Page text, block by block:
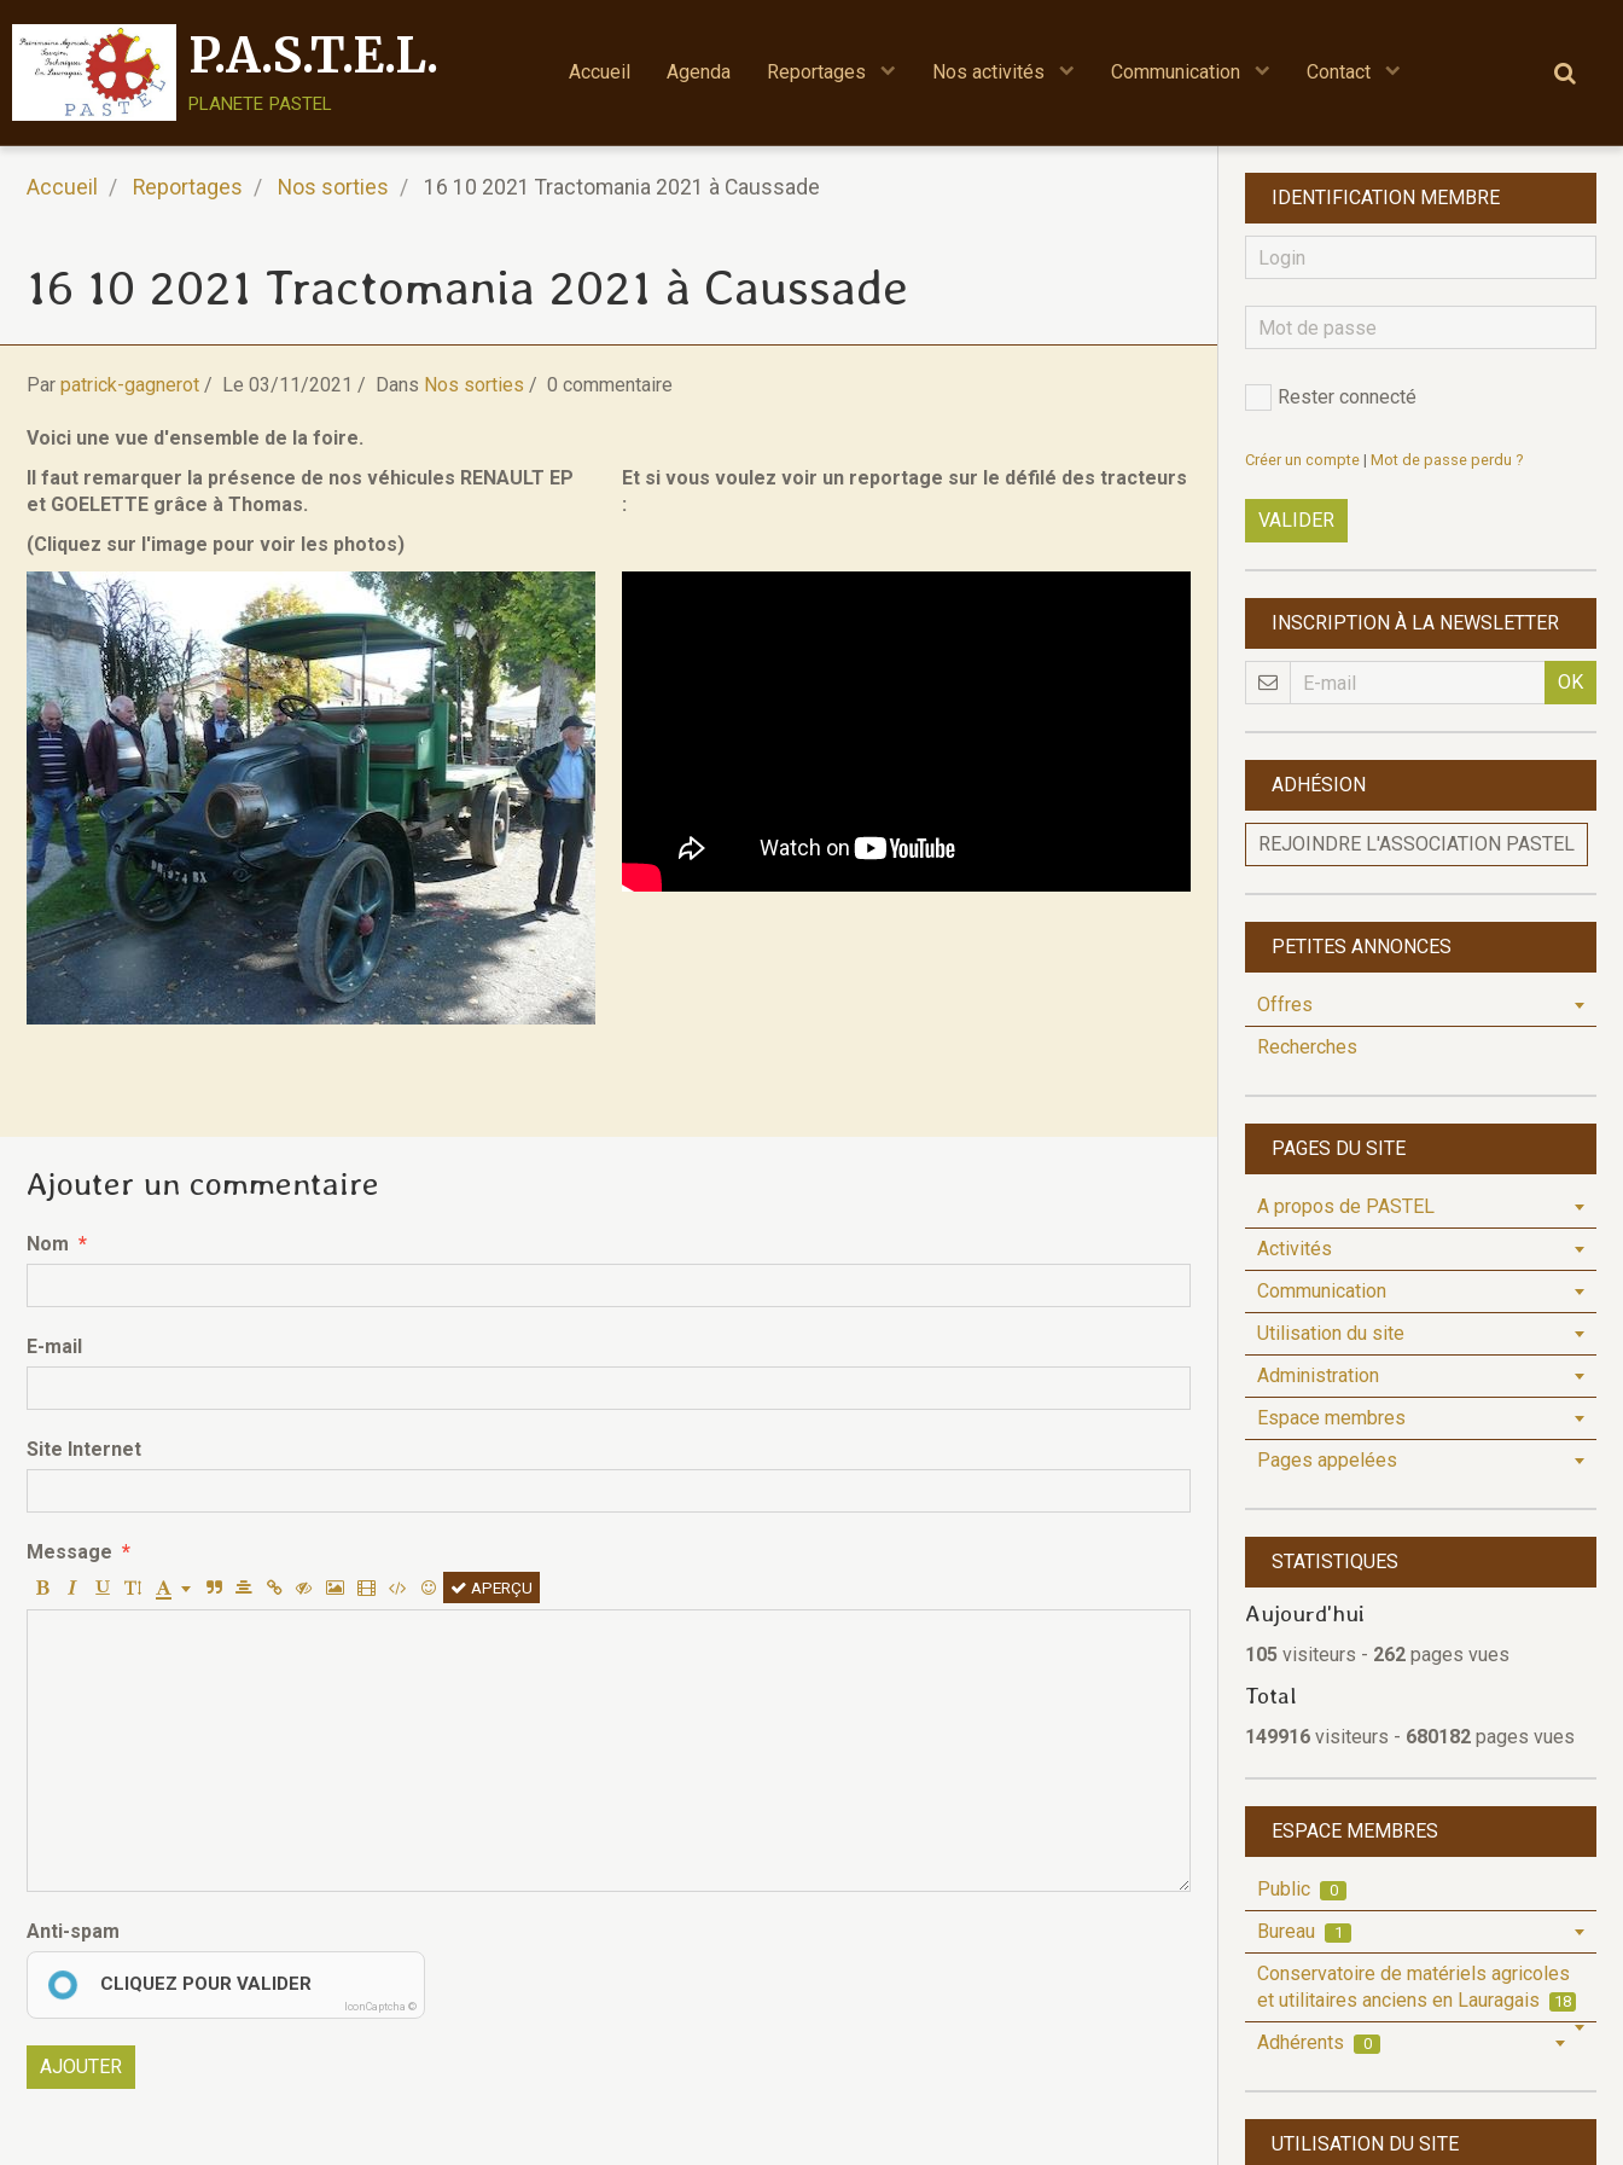
P.A.S.T.E.L.
planete pastel
Accueil Agenda Reportages Nos activités Communication Contact
Accueil Reportages Nos sorties 16 10 2021 Tractomania 2021 à Caussade
16 10 2021 Tractomania 2021 à Caussade
Par patrick-gagnerot Le 03/11/2021 Dans Nos sorties 0 commentaire
Voici une vue d'ensemble de la foire.
Il faut remarquer la présence de nos véhicules RENAULT EP
et GOELETTE grâce à Thomas.
(Cliquez sur l'image pour voir les photos)
Et si vous voulez voir un reportage sur le défilé des tracteurs
:
Ajouter un commentaire
Nom
E-mail
Site Internet
Message
APERÇU
Anti-spam
CLIQUEZ POUR VALIDER
IconCaptcha ©
AJOUTER
IDENTIFICATION MEMBRE
Rester connecté
Créer un compte | Mot de passe perdu ?
VALIDER
INSCRIPTION À LA NEWSLETTER
OK
ADHÉSION
REJOINDRE L'ASSOCIATION PASTEL
PETITES ANNONCES
Offres
Recherches
PAGES DU SITE
A propos de PASTEL
Activités
Communication
Utilisation du site
Administration
Espace membres
Pages appelées
STATISTIQUES
Aujourd'hui
105 visiteurs - 262 pages vues
Total
149916 visiteurs - 680182 pages vues
ESPACE MEMBRES
Public 0
Bureau 1
Conservatoire de matériels agricoles
et utilitaires anciens en Lauragais
18
Adhérents 0
UTILISATION DU SITE